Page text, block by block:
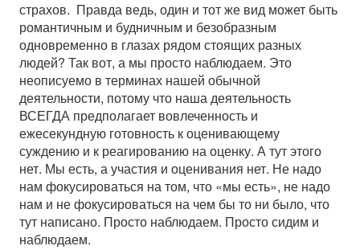
страхов. Правда ведь, один и тот же вид может быть
романтичным и будничным и безобразным
одновременно в глазах рядом стоящих разных
людей? Так вот, а мы просто наблюдаем. Это
неописуемо в терминах нашей обычной
деятельности, потому что наша деятельность
ВСЕГДА предполагает вовлеченность и
ежесекундную готовность к оценивающему
суждению и к реагированию на оценку. А тут этого
нет. Мы есть, а участия и оценивания нет. Не надо
нам фокусироваться на том, что «мы есть», не надо
нам и не фокусироваться на чем бы то ни было, что
тут написано. Просто наблюдаем. Просто сидим и
наблюдаем.